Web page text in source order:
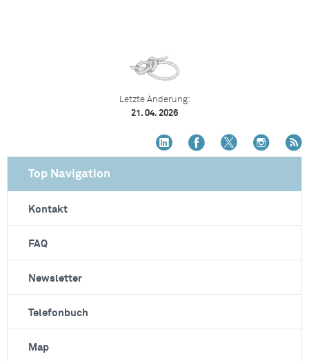
Letzte Änderung:
21. 04. 2026
Top Navigation
Kontakt
FAQ
Newsletter
Telefonbuch
Map